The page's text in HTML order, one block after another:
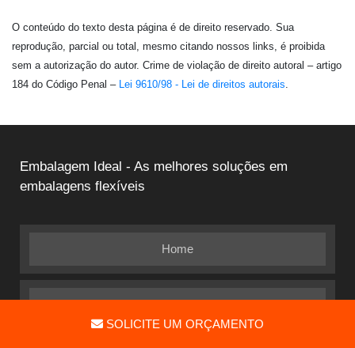
SOLICITE UM ORÇAMENTO
O conteúdo do texto desta página é de direito reservado. Sua
reprodução, parcial ou total, mesmo citando nossos links, é proibida
sem a autorização do autor. Crime de violação de direito autoral – artigo
184 do Código Penal – Lei 9610/98 - Lei de direitos autorais.
Embalagem Ideal - As melhores soluções em
embalagens flexíveis
Home
Quem Somos